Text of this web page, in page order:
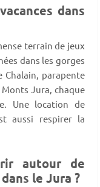
dans
terrain de jeux
dans les gorges
Chalain, parapente
Monts Jura, chaque
Une location de
aussi respirer la
autour de
le Jura ?